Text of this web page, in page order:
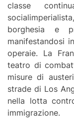
classe
borghesia e
manifestandosi
operaie. La
teatro di
misure di
strade di Los
nella lotta
immigrazione.